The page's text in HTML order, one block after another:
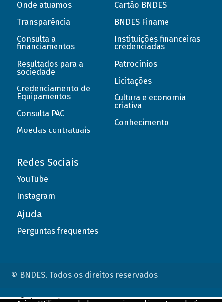
Onde atuamos
Transparência
Consulta a
financiamentos
Resultados para a
sociedade
Credenciamento de
Equipamentos
Consulta PAC
Moedas contratuais
Cartão BNDES
BNDES Finame
Instituições financeiras
credenciadas
Patrocínios
Licitações
Cultura e economia
criativa
Conhecimento
Redes Sociais
YouTube
Instagram
Ajuda
Perguntas frequentes
© BNDES. Todos os direitos reservados